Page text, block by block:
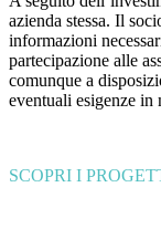
azienda stessa. Il
informazioni
partecipazione alle
comunque a
eventuali esigenze in
SCOPRI I